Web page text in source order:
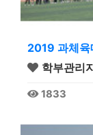
2019 과체육
학부관리
1833